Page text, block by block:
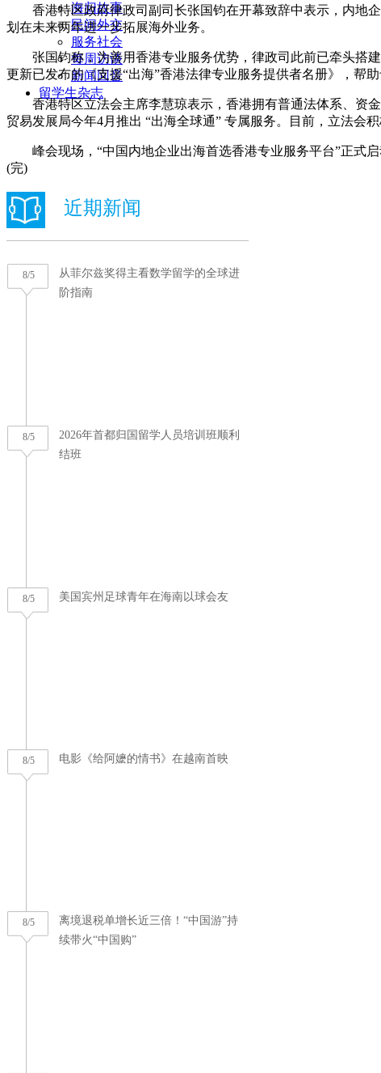
海归故事
民间外交
服务社会
每周访谈
新闻回音
留学生杂志
香港特区政府律政司副司长张国钧在开幕致辞中表示，内地
划在未来两年进一步拓展海外业务。
张国钧称，为善用香港专业服务优势，律政司此前已牵头搭建
更新已发布的《支援“出海”香港法律专业服务提供者名册》，帮
香港特区立法会主席李慧琼表示，香港拥有普通法体系、资金
贸易发展局今年4月推出 “出海全球通” 专属服务。目前，立法会
峰会现场，“中国内地企业出海首选香港专业服务平台”正式启
(完)